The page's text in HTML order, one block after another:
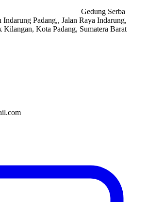
Gedung Serba
Padang,, Jalan Raya Indarung,
Kota Padang, Sumatera Barat